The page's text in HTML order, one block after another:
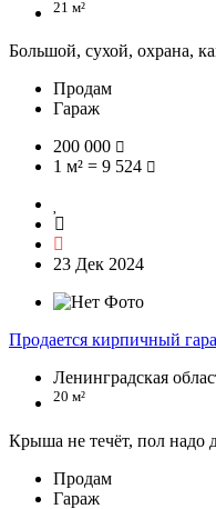
21 м²
Большой, сухой, охрана,
Продам
Гараж
200 000
1 м² = 9 524
23 Дек 2024
Продается кирпичный
Ленинградская
20 м²
Крыша не течёт, пол надо
Продам
Гараж